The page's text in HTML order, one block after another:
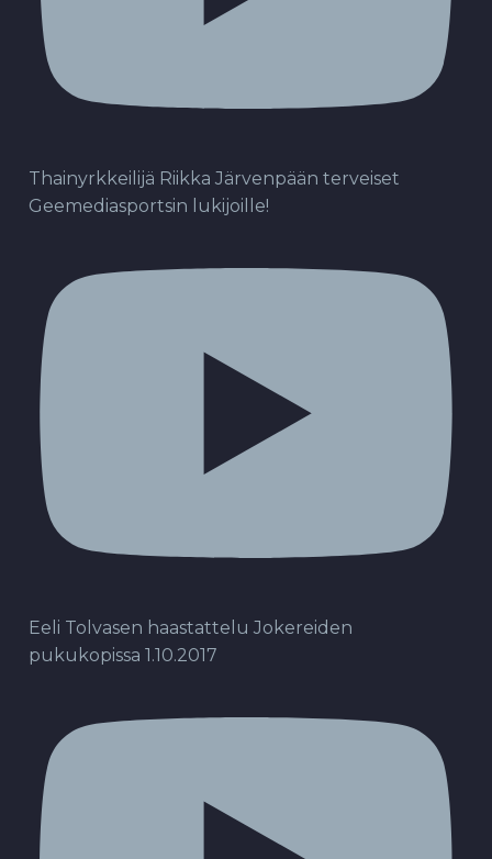
Thainyrkkeilijä Riikka Järvenpään terveiset
Geemediasportsin lukijoille!
Eeli Tolvasen haastattelu Jokereiden
pukukopissa 1.10.2017